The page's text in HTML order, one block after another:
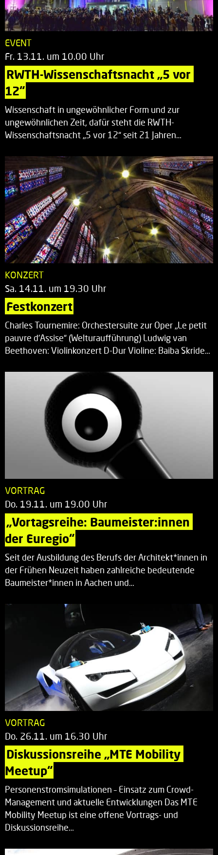
EVENT
Fr. 13.11. um 10.00 Uhr
RWTH-Wissenschaftsnacht „5 vor
12“
Wissenschaft in ungewöhnlicher Form und zur
ungewöhnlichen Zeit, dafür steht die RWTH-
Wissenschaftsnacht „5 vor 12“ seit 21 Jahren…
KONZERT
Sa. 14.11. um 19.30 Uhr
Festkonzert
Charles Tournemire: Orchestersuite zur Oper „Le petit
pauvre d’Assise“ (Welturaufführung) Ludwig van
Beethoven: Violinkonzert D-Dur Violine: Baiba Skride…
VORTRAG
Do. 19.11. um 19.00 Uhr
„Vortagsreihe: Baumeister:innen
der Euregio“
Seit der Ausbildung des Berufs der Architekt*innen in
der Frühen Neuzeit haben zahlreiche bedeutende
Baumeister*innen in Aachen und…
VORTRAG
Do. 26.11. um 16.30 Uhr
Diskussionsreihe „MTE Mobility
Meetup“
Personenstromsimulationen – Einsatz zum Crowd-
Management und aktuelle Entwicklungen Das MTE
Mobility Meetup ist eine offene Vortrags- und
Diskussionsreihe…